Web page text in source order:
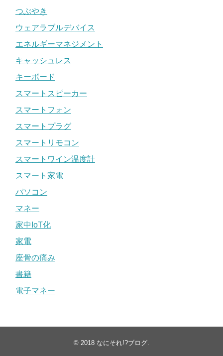
つぶやき
ウェアラブルデバイス
エネルギーマネジメント
キャッシュレス
キーボード
スマートスピーカー
スマートフォン
スマートプラグ
スマートリモコン
スマートワイン温度計
スマート家電
パソコン
マネー
家中IoT化
家電
座骨の痛み
書籍
電子マネー
© 2018 なにそれ!?ブログ.